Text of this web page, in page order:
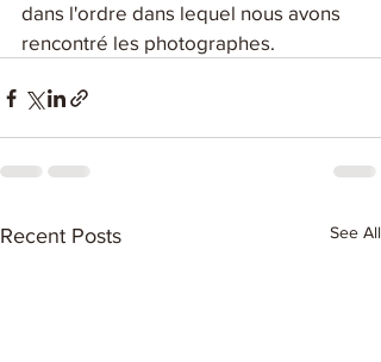
dans l'ordre dans lequel nous avons
rencontré les photographes.
Recent Posts See All